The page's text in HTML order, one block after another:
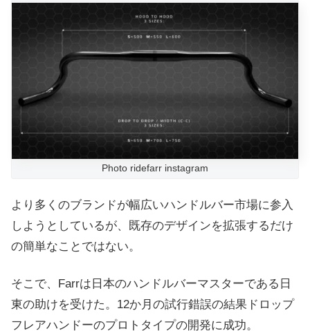
Photo ridefarr instagram
より多くのブランドが幅広いハンドルバー市場に参入
しようとしているが、既存のデザインを拡張するだけ
の簡単なことではない。
そこで、Farrは日本のハンドルバーマスターである日
東の助けを受けた。12か月の試行錯誤の結果ドロップ
フレアハンドーのプロトタイプの開発に成功。